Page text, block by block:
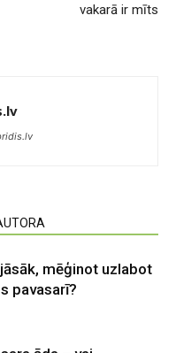
vakarā ir mīts
mēģinot uzlabot
pavasarī?